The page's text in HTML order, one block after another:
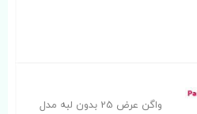
واگن عرض 25 بدون لبه مدل